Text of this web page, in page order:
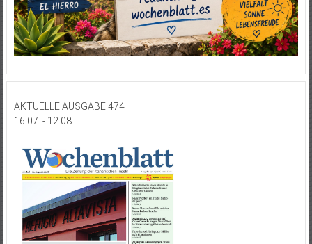
AKTUELLE AUSGABE 474
16.07. - 12.08.